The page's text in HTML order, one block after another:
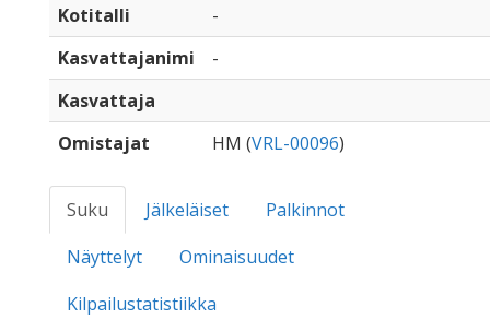
Kotitalli
-
Kasvattajanimi
-
Kasvattaja
Omistajat
HM (VRL-00096)
Suku Jälkeläiset
Palkinnot
Näyttelyt
Ominaisuudet
Kilpailustatistiikka